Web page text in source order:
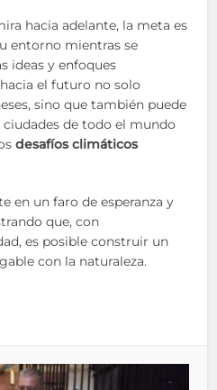
hacia adelante, la meta es
entorno mientras se
ideas y enfoques
el futuro no solo
sino que también puede
de todo el mundo
desafíos climáticos
en un faro de esperanza y
que, con
es posible construir un
con la naturaleza.